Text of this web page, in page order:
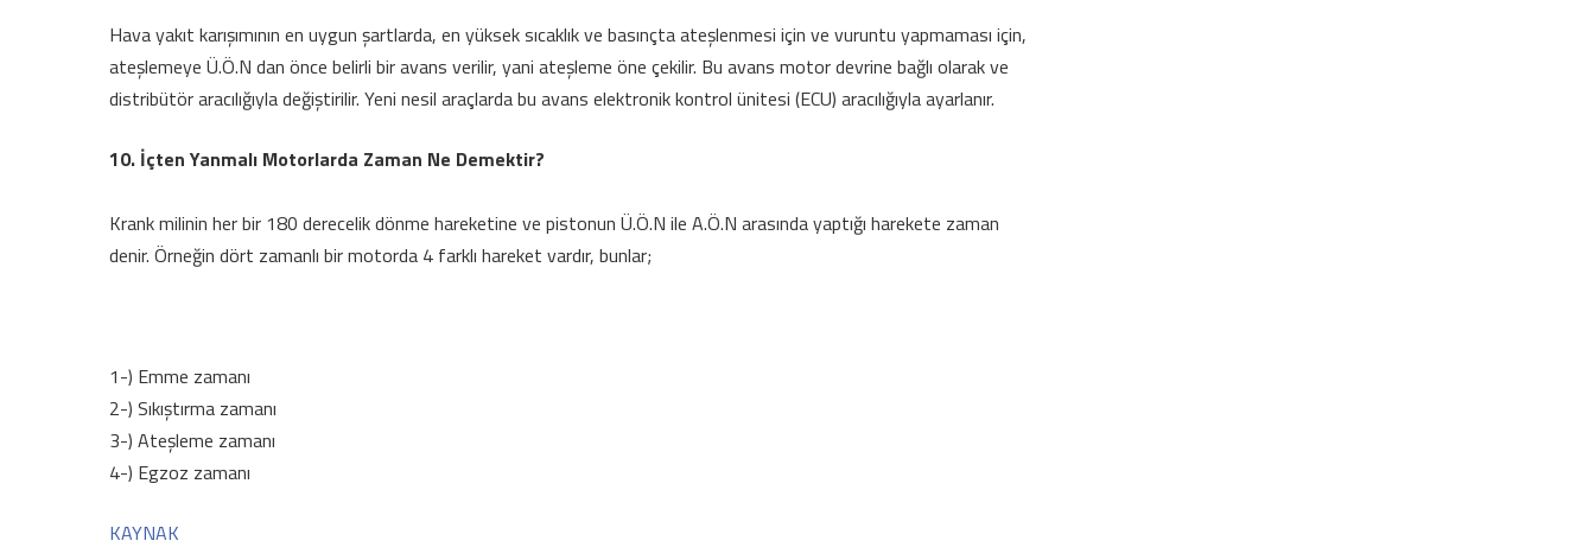
Hava yakıt karışımının en uygun şartlarda, en yüksek sıcaklık ve basınçta ateşlenmesi için ve vuruntu yapmaması için,
ateşlemeye Ü.Ö.N dan önce belirli bir avans verilir, yani ateşleme öne çekilir. Bu avans motor devrine bağlı olarak ve
distribütör aracılığıyla değiştirilir. Yeni nesil araçlarda bu avans elektronik kontrol ünitesi (ECU) aracılığıyla ayarlanır.
10. İçten Yanmalı Motorlarda Zaman Ne Demektir?
Krank milinin her bir 180 derecelik dönme hareketine ve pistonun Ü.Ö.N ile A.Ö.N arasında yaptığı harekete zaman
denir. Örneğin dört zamanlı bir motorda 4 farklı hareket vardır, bunlar;
1-) Emme zamanı
2-) Sıkıştırma zamanı
3-) Ateşleme zamanı
4-) Egzoz zamanı
KAYNAK